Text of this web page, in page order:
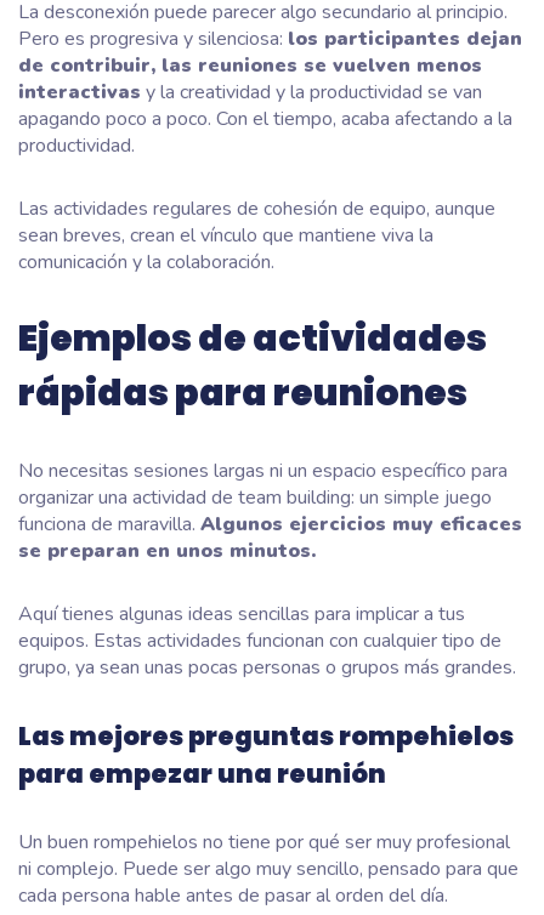
La desconexión puede parecer algo secundario al principio.
Pero es progresiva y silenciosa: los participantes dejan
de contribuir, las reuniones se vuelven menos
interactivas y la creatividad y la productividad se van
apagando poco a poco. Con el tiempo, acaba afectando a la
productividad.
Las actividades regulares de cohesión de equipo, aunque
sean breves, crean el vínculo que mantiene viva la
comunicación y la colaboración.
Ejemplos de actividades
rápidas para reuniones
No necesitas sesiones largas ni un espacio específico para
organizar una actividad de team building: un simple juego
funciona de maravilla. Algunos ejercicios muy eficaces
se preparan en unos minutos.
Aquí tienes algunas ideas sencillas para implicar a tus
equipos. Estas actividades funcionan con cualquier tipo de
grupo, ya sean unas pocas personas o grupos más grandes.
Las mejores preguntas rompehielos
para empezar una reunión
Un buen rompehielos no tiene por qué ser muy profesional
ni complejo. Puede ser algo muy sencillo, pensado para que
cada persona hable antes de pasar al orden del día.